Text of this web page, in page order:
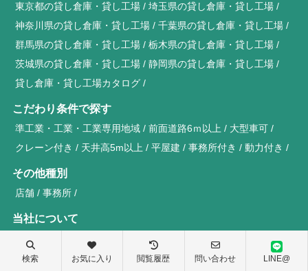
東京都の貸し倉庫・貸し工場
埼玉県の貸し倉庫・貸し工場
神奈川県の貸し倉庫・貸し工場
千葉県の貸し倉庫・貸し工場
群馬県の貸し倉庫・貸し工場
栃木県の貸し倉庫・貸し工場
茨城県の貸し倉庫・貸し工場
静岡県の貸し倉庫・貸し工場
貸し倉庫・貸し工場カタログ
こだわり条件で探す
準工業・工業・工業専用地域 前面道路6ｍ以上
大型車可
クレーン付き
天井高5m以上 平屋建 事務所付き 動力付き
その他種別
店舗 事務所
当社について
TOPページ お知らせ・ブログ
オーナー様へ
個人情報保護について
検索 お気に入り 閲覧履歴 問い合わせ LINE@